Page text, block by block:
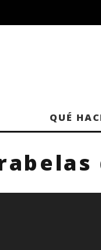
QUÉ